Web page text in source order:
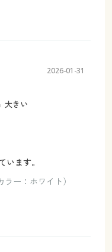
2026-01-31
大きい
います。
ー：ホワイト）